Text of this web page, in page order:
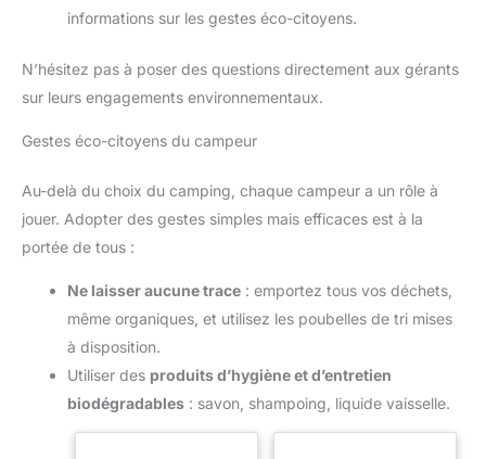
informations sur les gestes éco-citoyens.
N’hésitez pas à poser des questions directement aux gérants
sur leurs engagements environnementaux.
Gestes éco-citoyens du campeur
Au-delà du choix du camping, chaque campeur a un rôle à
jouer. Adopter des gestes simples mais efficaces est à la
portée de tous :
Ne laisser aucune trace : emportez tous vos déchets,
même organiques, et utilisez les poubelles de tri mises
à disposition.
Utiliser des produits d’hygiène et d’entretien
biodégradables : savon, shampoing, liquide vaisselle.